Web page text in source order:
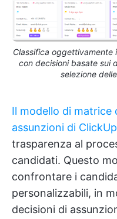
Classifica oggettivamente
con decisioni basate sui
selezione
Il modello di matrice
assunzioni di ClickUp
trasparenza al
candidati. Questo
confrontare i
personalizzabili, in
decisioni di